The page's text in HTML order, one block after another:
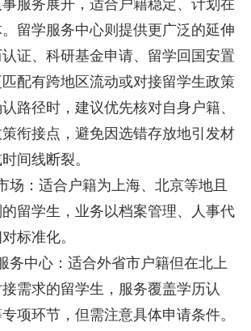
服务展开，适合户籍稳定、计划在
留学服务中心则提供更广泛的延伸
证、科研基金申请、留学回国安置
配有跨地区流动或对接留学生政策
路径时，建议优先核对自身户籍、
衔接点，避免因选错存放地引发材
间线断裂。
：适合户籍为上海、北京等地且
留学生，业务以档案管理、人事代
标准化。
中心：适合外省市户籍但在北上
需求的留学生，服务覆盖学历认
项环节，但需注意具体申请条件。